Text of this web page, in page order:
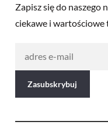
Zapisz się do naszego
ciekawe i wartościowe